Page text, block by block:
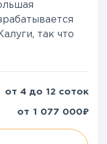
так что
от 4 до 12 соток
от 1 077 000₽